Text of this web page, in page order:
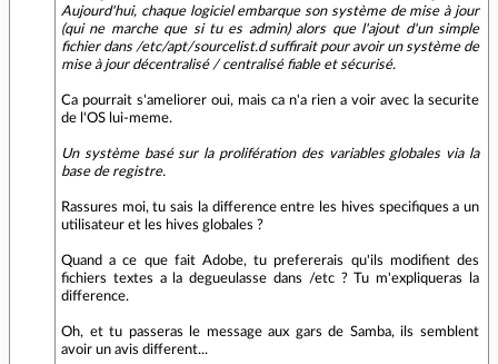
Aujourd'hui, chaque logiciel embarque son système de mise à jour
(qui ne marche que si tu es admin) alors que l'ajout d'un simple
fichier dans /etc/apt/sourcelist.d suffirait pour avoir un système de
mise à jour décentralisé / centralisé fiable et sécurisé.
Ca pourrait s'ameliorer oui, mais ca n'a rien a voir avec la securite
de l'OS lui-meme.
Un système basé sur la prolifération des variables globales via la
base de registre.
Rassures moi, tu sais la difference entre les hives specifiques a un
utilisateur et les hives globales ?
Quand a ce que fait Adobe, tu prefererais qu'ils modifient des
fichiers textes a la degueulasse dans /etc ? Tu m'expliqueras la
difference.
Oh, et tu passeras le message aux gars de Samba, ils semblent
avoir un avis different...